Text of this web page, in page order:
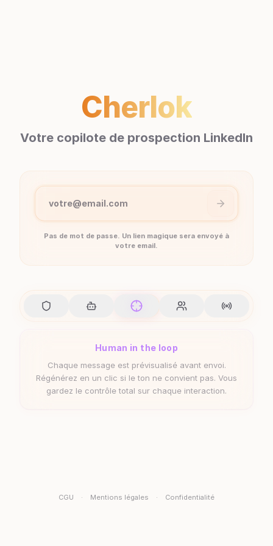
Cherlok
Votre copilote de prospection LinkedIn
votre@email.com
votre email.
chaque contact est analysé et enrichi
automatiquement par l'IA. Zéro saisie manuelle,
insights immédiats.
CGU · Mentions légales · Confidentialité